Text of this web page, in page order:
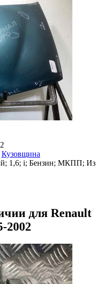
Кузовщина
1,6; i; Бензин; МКПП; Из
для Renault
2002